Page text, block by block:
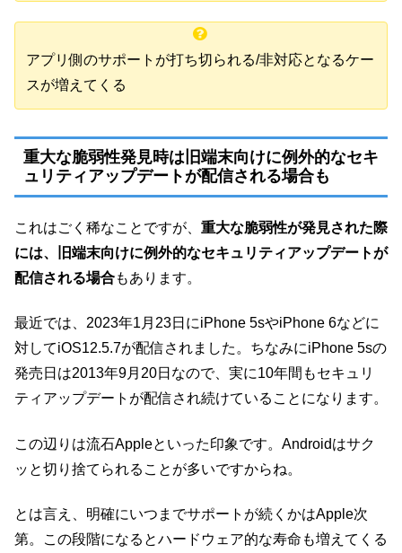
アプリ側のサポートが打ち切られる/非対応となるケー
スが増えてくる
重大な脆弱性発見時は旧端末向けに例外的なセキ
ュリティアップデートが配信される場合も
これはごく稀なことですが、 重大な脆弱性が発見された際
には、旧端末向けに例外的なセキュリティアップデートが
配信される場合もあります。
最近では、2023年1月23日にiPhone 5sやiPhone 6などに
対してiOS12.5.7が配信されました。ちなみにiPhone 5sの
発売日は2013年9月20日なので、実に10年間もセキュリ
ティアップデートが配信され続けていることになります。
この辺りは流石Appleといった印象です。Androidはサク
ッと切り捨てられることが多いですからね。
とは言え、明確にいつまでサポートが続くかはApple次
第。この段階になるとハードウェア的な寿命も増えてくる